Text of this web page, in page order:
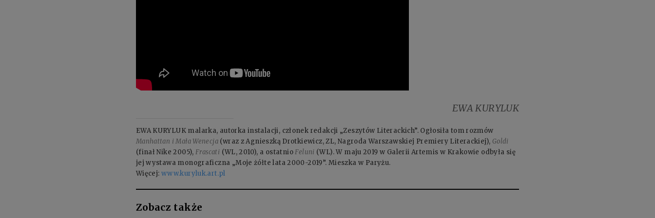
EWA KURYLUK
EWA KURYLUK malarka, autorka instalacji, członek redakcji „Zeszytów Literackich”. Ogłosiła tom rozmów
Manhattan i Mała Wenecja (wraz z Agnieszką Drotkiewicz, ZL, Nagroda Warszawskiej Premiery Literackiej), Goldi
(finał Nike 2005),Frascati (WL, 2010), a ostatnioFeluni (WL). W maju 2019 w Galerii Artemis w Krakowie odbyła się
jej wystawa monograficzna „Moje żółte lata 2000-2019”. Mieszka w Paryżu.
Więcej: www.kuryluk.art.pl
Zobacz także